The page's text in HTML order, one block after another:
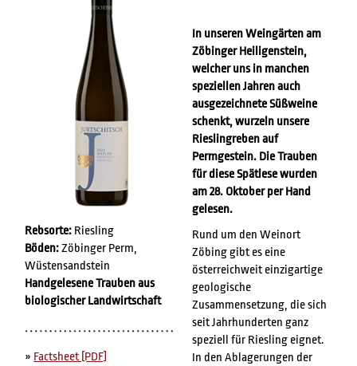
Rebsorte: Riesling
Böden:Zöbinger Perm,
Wüstensandstein
Handgelesene Trauben aus
biologischer Landwirtschaft
» Factsheet [PDF]
In unseren Weingärten am
Zöbinger Heiligenstein,
welcher uns in manchen
speziellen Jahren auch
ausgezeichnete Süßweine
schenkt, wurzeln unsere
Rieslingreben auf
Permgestein. Die Trauben
für diese Spätlese wurden
am 28. Oktober per Hand
gelesen.
Rund um den Weinort
Zöbing gibt es eine
österreichweit einzigartige
geologische
Zusammensetzung, die sich
seit Jahrhunderten ganz
speziell für Riesling eignet.
In den Ablagerungen der